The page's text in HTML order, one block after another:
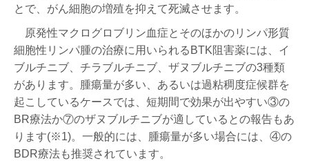
とで、がん細胞の増殖を抑えて死滅させます。
原発性マクログロブリン血症とそのほかのリンパ形質
細胞性リンパ腫の治療に用いられるBTK阻害薬には、イ
ブルチニブ、チラブルチニブ、ザヌブルチニブの3種類
があります。腫瘍量が多い、あるいは過粘稠度症候群を
起こしているケースでは、短期間で効果が出やすい③の
BR療法か⑦のザヌブルチニブが適しているとの報告もあ
ります(※1)。⼀般的には、腫瘍量が多い場合には、④の
BDR療法も推奨されています。